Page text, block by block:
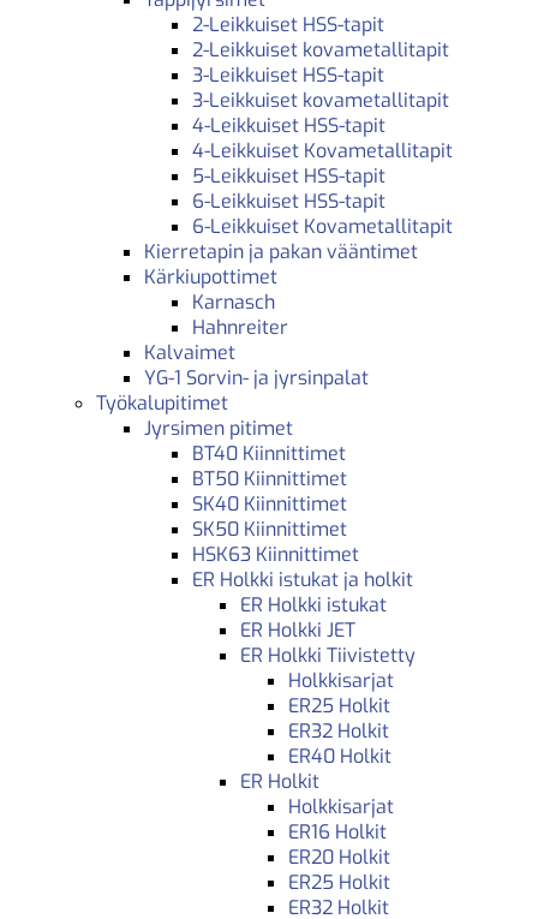
2-Leikkuiset HSS-tapit
2-Leikkuiset kovametallitapit
3-Leikkuiset HSS-tapit
3-Leikkuiset kovametallitapit
4-Leikkuiset HSS-tapit
4-Leikkuiset Kovametallitapit
5-Leikkuiset HSS-tapit
6-Leikkuiset HSS-tapit
6-Leikkuiset Kovametallitapit
Kierretapin ja pakan vääntimet
Kärkiupottimet
Karnasch
Hahnreiter
Kalvaimet
YG-1 Sorvin- ja jyrsinpalat
Työkalupitimet
Jyrsimen pitimet
BT40 Kiinnittimet
BT50 Kiinnittimet
SK40 Kiinnittimet
SK50 Kiinnittimet
HSK63 Kiinnittimet
ER Holkki istukat ja holkit
ER Holkki istukat
ER Holkki JET
ER Holkki Tiivistetty
Holkkisarjat
ER25 Holkit
ER32 Holkit
ER40 Holkit
ER Holkit
Holkkisarjat
ER16 Holkit
ER20 Holkit
ER25 Holkit
ER32 Holkit